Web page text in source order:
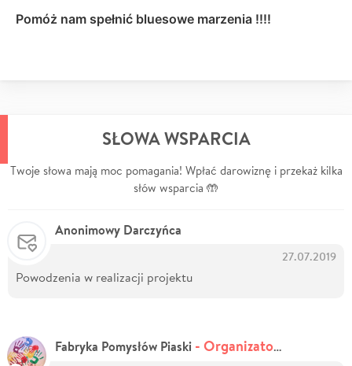
Pomóż nam spełnić bluesowe marzenia !!!!
SŁOWA WSPARCIA
Twoje słowa mają moc pomagania! Wpłać darowiznę i przekaż kilka
słów wsparcia 🤲
Anonimowy Darczyńca
27.07.2019
Powodzenia w realizacji projektu
Fabryka Pomysłów Piaski - Organizator zbiórki